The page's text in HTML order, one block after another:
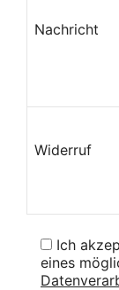
Nachricht
Widerruf
Ich
eines